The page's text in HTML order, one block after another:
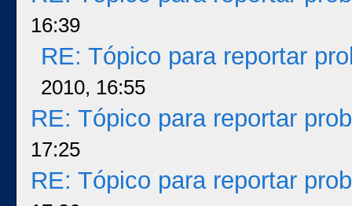
16:39
RE: Tópico para reportar
2010, 16:55
RE: Tópico para reportar
17:25
RE: Tópico para reportar